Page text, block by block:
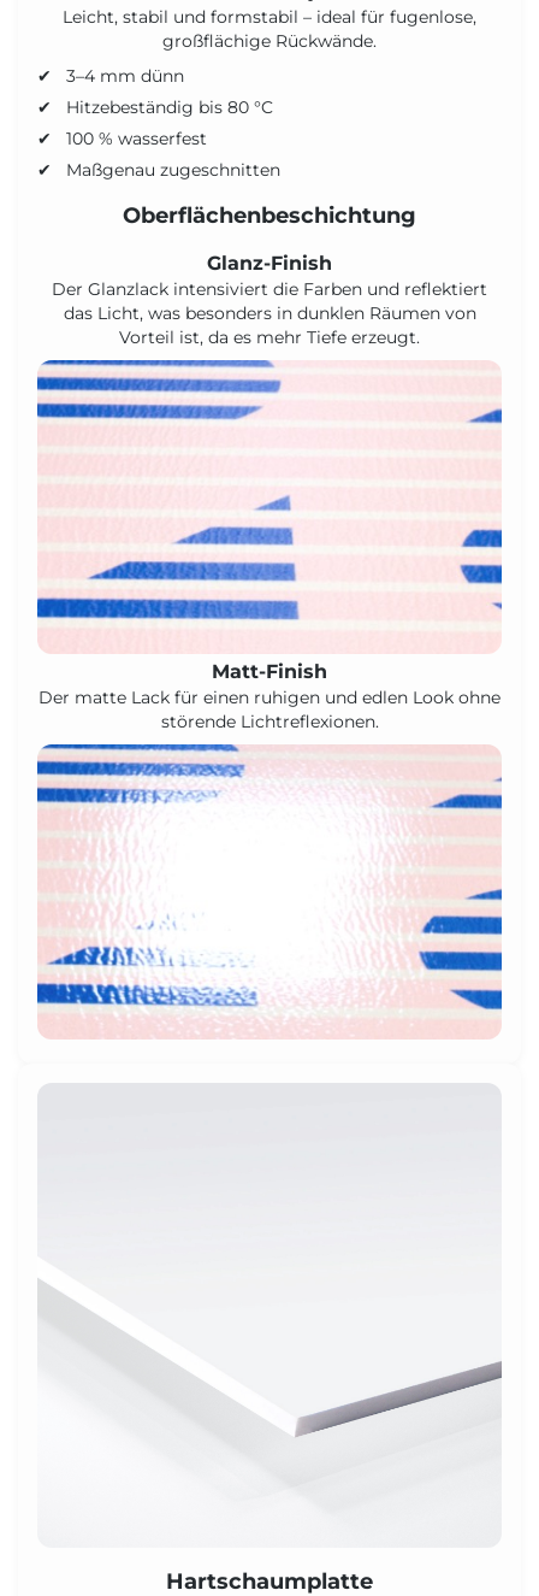
Leicht, stabil und formstabil – ideal für fugenlose,
großflächige Rückwände.
3–4 mm dünn
Hitzebeständig bis 80 °C
100 % wasserfest
Maßgenau zugeschnitten
Oberflächenbeschichtung
Glanz-Finish
Der Glanzlack intensiviert die Farben und reflektiert
das Licht, was besonders in dunklen Räumen von
Vorteil ist, da es mehr Tiefe erzeugt.
Matt-Finish
Der matte Lack für einen ruhigen und edlen Look ohne
störende Lichtreflexionen.
Hartschaumplatte